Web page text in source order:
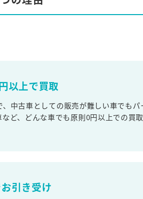
以上で買取
中古車としての販売が難しい車でもパ
ど、どんな車でも原則0円以上での買
引き受け